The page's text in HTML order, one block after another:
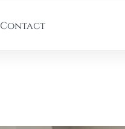
Contact